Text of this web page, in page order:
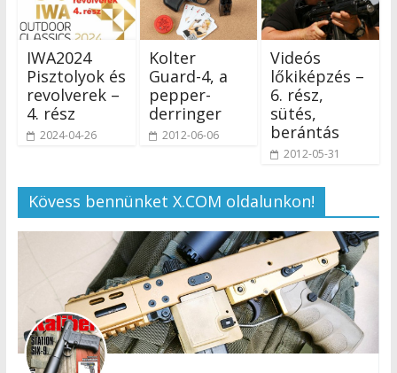
IWA2024
Pisztolyok és
revolverek –
4. rész
2024-04-26
Kolter
Guard-4, a
pepper-
derringer
2012-06-06
Videós
lőkiképzés –
6. rész,
sütés,
berántás
2012-05-31
Kövess bennünket X.COM oldalunkon!